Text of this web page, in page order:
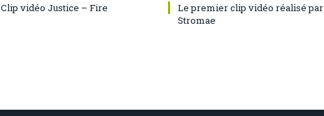
Clip vidéo Justice – Fire
Le premier clip vidéo réalisé par
Stromae